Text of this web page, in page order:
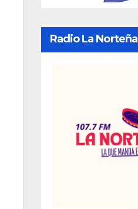
Radio La Norteña